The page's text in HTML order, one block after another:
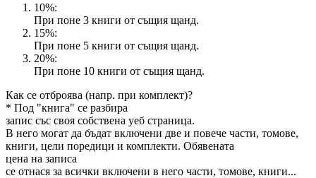
10%:
При поне 3 книги от същия щанд.
15%:
При поне 5 книги от същия щанд.
20%:
При поне 10 книги от същия щанд.
Как се отброява (напр. при комплект)?
* Под "книга" се разбира
запис със своя собствена уеб страница.
В него могат да бъдат включени две и повече части, томове,
книги, цели поредици и комплекти. Обявената
цена на записа
се отнася за всички включени в него части, томове, книги...